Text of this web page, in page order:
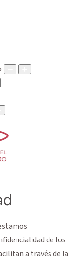
de los
a través de la